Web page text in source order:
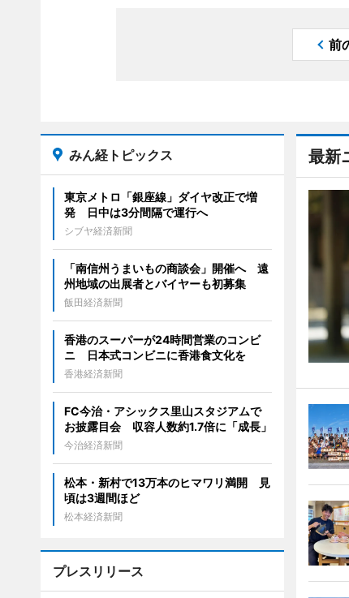
前
最新
みん経トピックス
東京メトロ「銀座線」ダイヤ改正で増
発 日中は3分間隔で運行へ
シブヤ経済新聞
「南信州うまいもの商談会」開催へ 遠
州地域の出展者とバイヤーも初募集
飯田経済新聞
香港のスーパーが24時間営業のコンビ
ニ 日本式コンビニに香港食文化を
香港経済新聞
FC今治・アシックス里山スタジアムで
お披露目会 収容人数約1.7倍に「成長」
今治経済新聞
松本・新村で13万本のヒマワリ満開 見
頃は3週間ほど
松本経済新聞
プレスリリース